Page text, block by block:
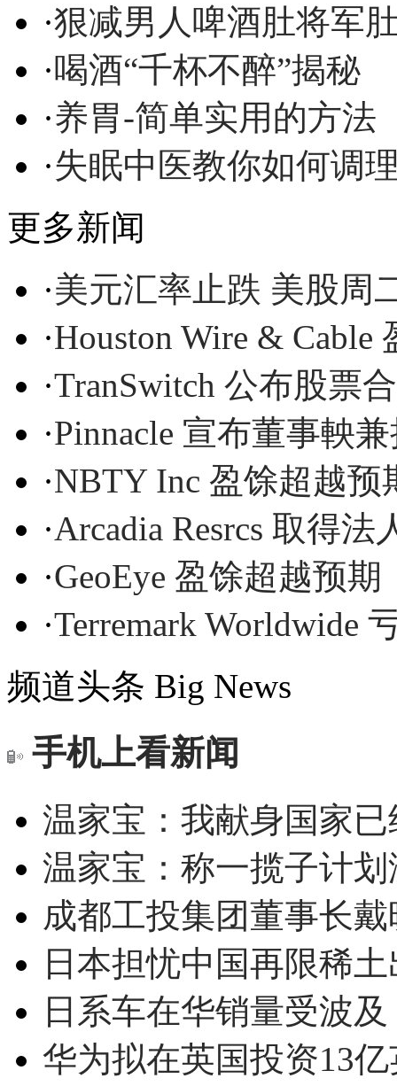
·狠减男人啤酒肚将军
·喝酒“千杯不醉”揭秘
·养胃-简单实用的方法
·失眠中医教你如何调
更多新闻
·美元汇率止跌 美股周
·Houston Wire & Cable
·TranSwitch 公布股票
·Pinnacle 宣布董事軮
·NBTY Inc 盈馀超越预
·Arcadia Resrcs 取得
·GeoEye 盈馀超越预期
·Terremark Worldwide
频道头条 Big News
手机上看新闻
温家宝：我献身国家
温家宝：称一揽子计
成都工投集团董事长
日本担忧中国再限稀
日系车在华销量受波
华为拟在英国投资13